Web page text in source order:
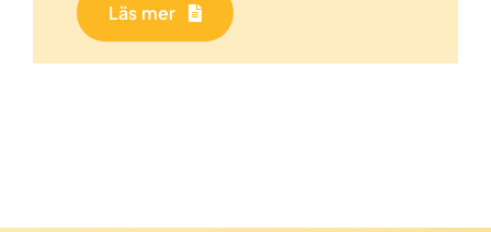
Läs mer